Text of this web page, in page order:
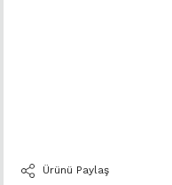
Ürünü Paylaş